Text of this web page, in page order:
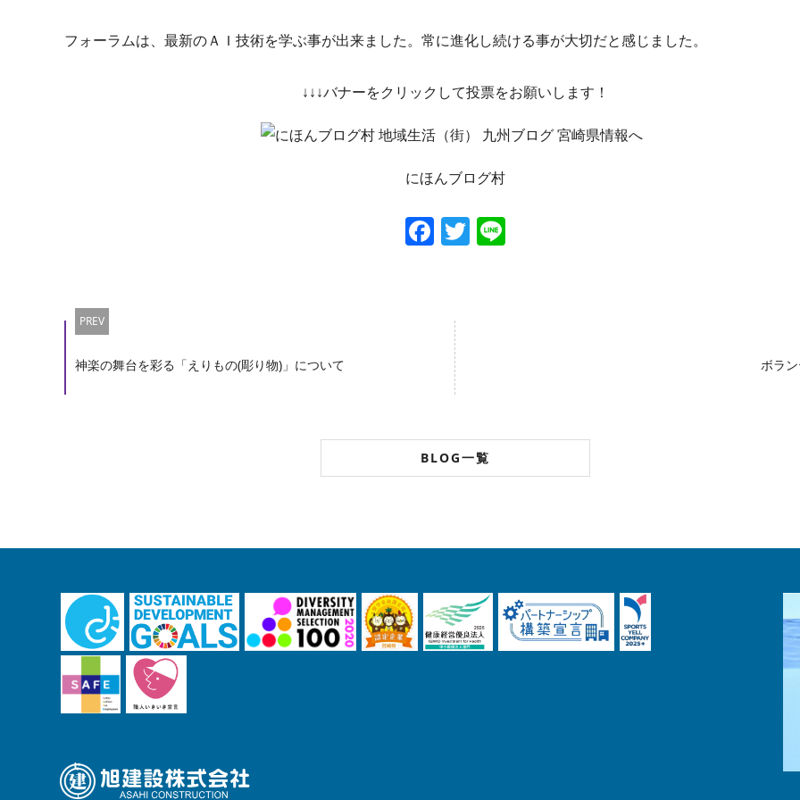
フォーラムは、最新のＡＩ技術を学ぶ事が出来ました。常に進化し続ける事が大切だと感じました。
↓↓↓バナーをクリックして投票をお願いします！
にほんブログ村
Facebook
Twitter
PREV
神楽の舞台を彩る「えりもの(彫り物)」について ボラ
BLOG一覧